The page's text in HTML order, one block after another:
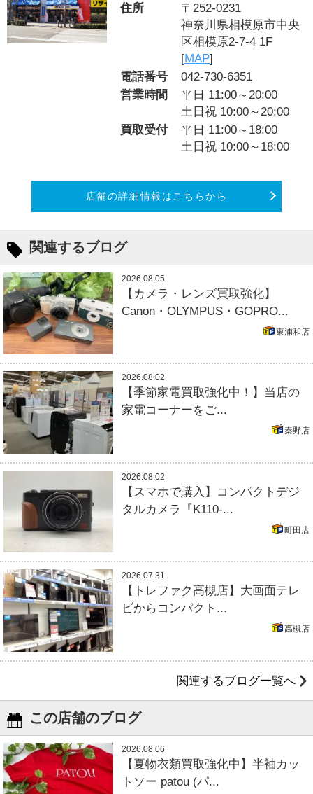
住所
〒252-0231
神奈川県相模原市中央
区相模原2-7-4 1F
[MAP]
電話番号
042-730-6351
営業時間
平日 11:00～20:00
土日祝 10:00～20:00
買取受付
平日 11:00～18:00
土日祝 10:00～18:00
店舗の詳細情報はこちらから
関連するブログ
2026.08.05
【カメラ・レンズ買取強化】
Canon・OLYMPUS・GOPRO...
東浦和店
2026.08.02
【季節家電買取強化中！】当店の
家電コーナーをご...
秦野店
2026.08.02
【スマホで購入】コンパクトデジ
タルカメラ『K110-...
町田店
2026.07.31
【トレファク高槻店】大画面テレ
ビからコンパクト...
高槻店
関連するブログ一覧へ
この店舗のブログ
2026.08.06
【夏物衣類買取強化中】半袖カッ
トソー patou (パ...